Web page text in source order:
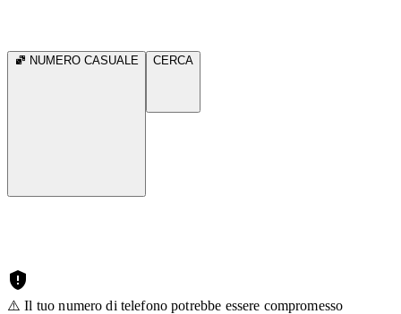
NUMERO CASUALE CERCA
⚠️ Il tuo numero di telefono potrebbe essere compromesso